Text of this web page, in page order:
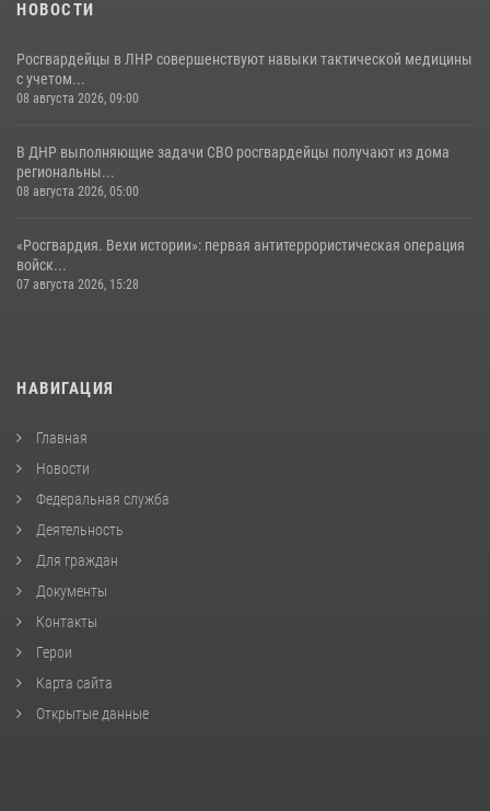
НОВОСТИ
Росгвардейцы в ЛНР совершенствуют навыки тактической медицины
с учетом...
08 августа 2026, 09:00
В ДНР выполняющие задачи СВО росгвардейцы получают из дома
региональны...
08 августа 2026, 05:00
«Росгвардия. Вехи истории»: первая антитеррористическая операция
войск...
07 августа 2026, 15:28
НАВИГАЦИЯ
Главная
Новости
Федеральная служба
Деятельность
Для граждан
Документы
Контакты
Герои
Карта сайта
Открытые данные